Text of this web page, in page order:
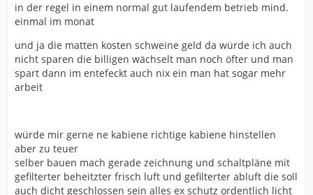
in der regel in einem normal gut laufendem betrieb mind.
einmal im monat
und ja die matten kosten schweine geld da würde ich auch
nicht sparen die billigen wächselt man noch öfter und man
spart dann im entefeckt auch nix ein man hat sogar mehr
arbeit
würde mir gerne ne kabiene richtige kabiene hinstellen
aber zu teuer
selber bauen mach gerade zeichnung und schaltpläne mit
gefilterter beheitzter frisch luft und gefilterter abluft die soll
auch dicht geschlossen sein alles ex schutz ordentlich licht